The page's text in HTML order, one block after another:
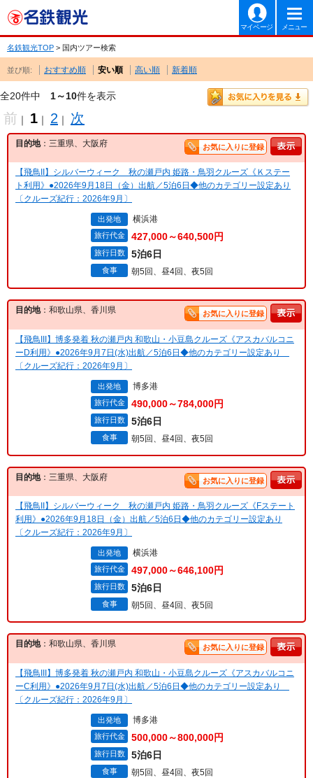
マイページ メニュー
名鉄観光TOP > 国内ツアー検索
並び順: おすすめ順 安い順 高い順 新着順
全20件中 1～10件を表示
前 ｜ 1 ｜ 2 ｜ 次
目的地：三重県、大阪府 お気に入りに登録
【飛鳥II】シルバーウィーク 秋の瀬戸内 姫路・鳥羽クルーズ《Ｋステー
ト利用》●2026年9月18日（金）出航／5泊6日◆他のカテゴリー設定あり
〔クルーズ紀行：2026年9月〕
出発地 横浜港
旅行代金 427,000～640,500円
旅行日数 5泊6日
食事 朝5回、昼4回、夜5回
目的地：和歌山県、香川県 お気に入りに登録
【飛鳥III】博多発着 秋の瀬戸内 和歌山・小豆島クルーズ《アスカバルコニ
ーD利用》●2026年9月7日(水)出航／5泊6日◆他のカテゴリー設定あり
〔クルーズ紀行：2026年9月〕
出発地 博多港
旅行代金 490,000～784,000円
旅行日数 5泊6日
食事 朝5回、昼4回、夜5回
目的地：三重県、大阪府 お気に入りに登録
【飛鳥II】シルバーウィーク 秋の瀬戸内 姫路・鳥羽クルーズ《Fステート
利用》●2026年9月18日（金）出航／5泊6日◆他のカテゴリー設定あり
〔クルーズ紀行：2026年9月〕
出発地 横浜港
旅行代金 497,000～646,100円
旅行日数 5泊6日
食事 朝5回、昼4回、夜5回
目的地：和歌山県、香川県 お気に入りに登録
【飛鳥III】博多発着 秋の瀬戸内 和歌山・小豆島クルーズ《アスカバルコニ
ーC利用》●2026年9月7日(水)出航／5泊6日◆他のカテゴリー設定あり
〔クルーズ紀行：2026年9月〕
出発地 博多港
旅行代金 500,000～800,000円
旅行日数 5泊6日
食事 朝5回、昼4回、夜5回